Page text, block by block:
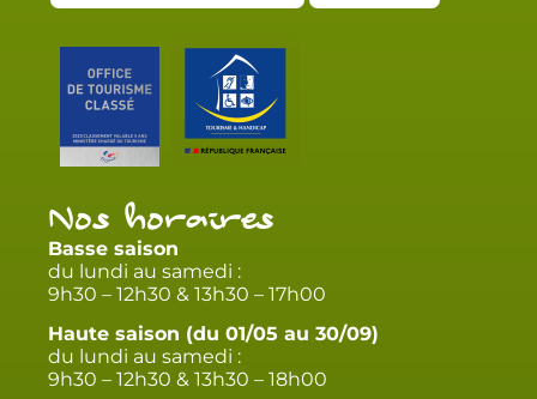
Nos horaires
Basse saison
du lundi au samedi :
9h30 – 12h30 & 13h30 – 17h00
Haute saison (du 01/05 au 30/09)
du lundi au samedi :
9h30 – 12h30 & 13h30 – 18h00